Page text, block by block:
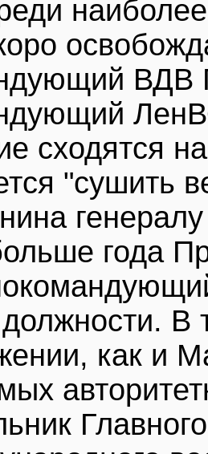
ВДВ
сходятся
"сушить
года
должности.
как и